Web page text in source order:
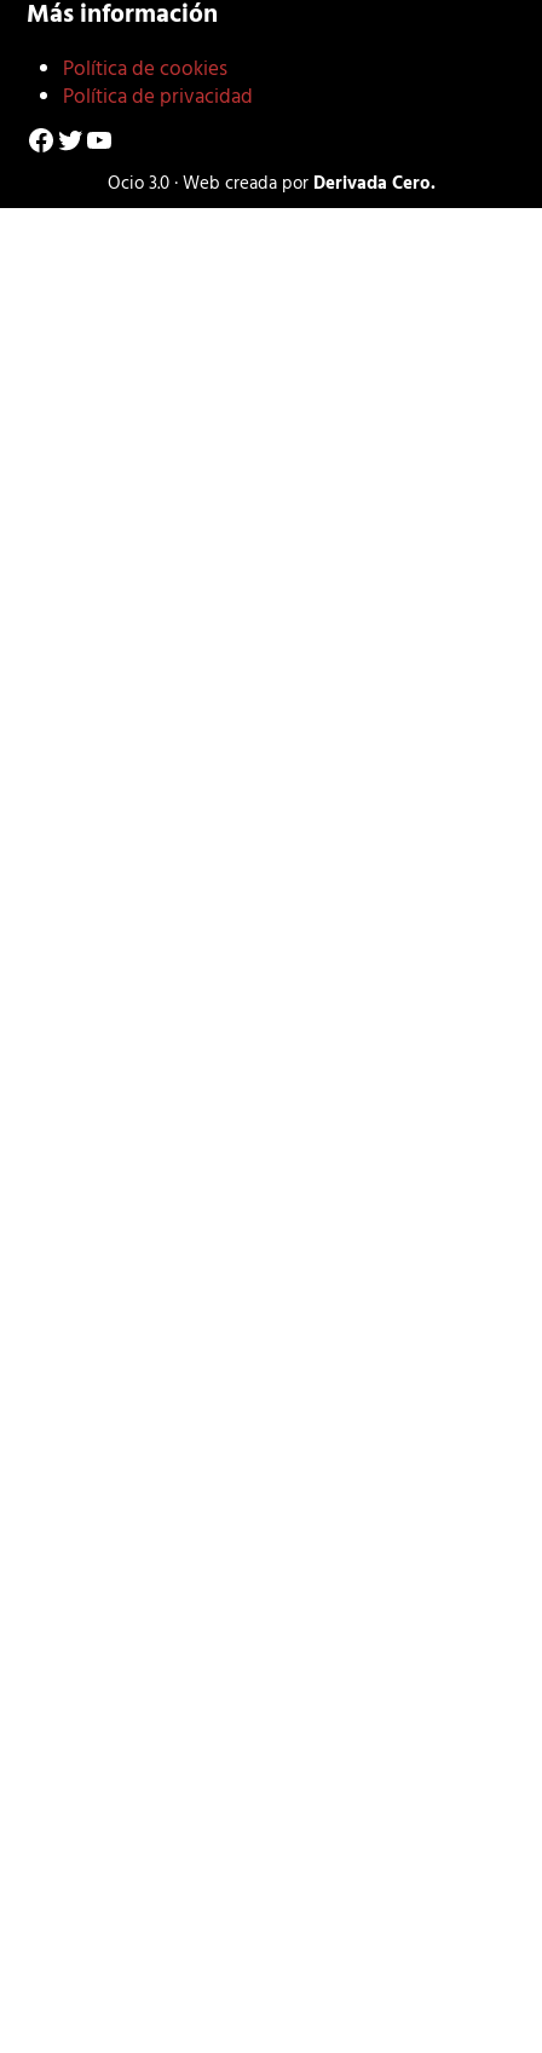
Más información
Política de cookies
Política de privacidad
Facebook
Twitter
YouTube
Ocio 3.0 · Web creada por Derivada Cero.